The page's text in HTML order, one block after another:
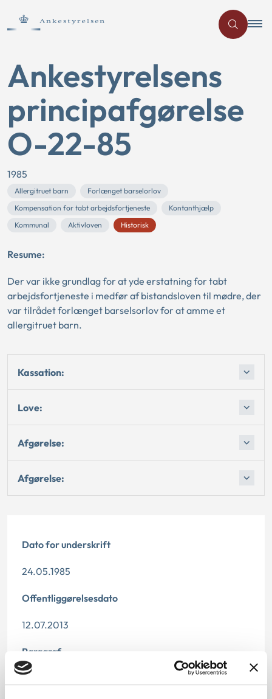
Ankestyrelsens
principafgørelse
O-22-85
1985
Allergitruet barn
Forlænget barselorlov
Kompensation for tabt arbejdsfortjeneste
Kontanthjælp
Kommunal
Aktivloven Historisk
Resume:
Der var ikke grundlag for at yde erstatning for tabt
arbejdsfortjeneste i medfør af bistandsloven til mødre, der
var tilrådet forlænget barselsorlov for at amme et
allergitruet barn.
Kassation:
Love:
Afgørelse:
Afgørelse:
Dato for underskrift
24.05.1985
Offentliggørelsesdato
12.07.2013
Paragraf
§ 48 § 33 § 46 § 32